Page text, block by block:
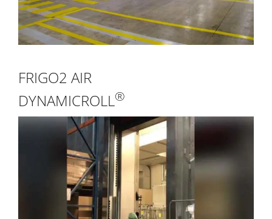
FRIGO2 AIR
DYNAMICROLL®